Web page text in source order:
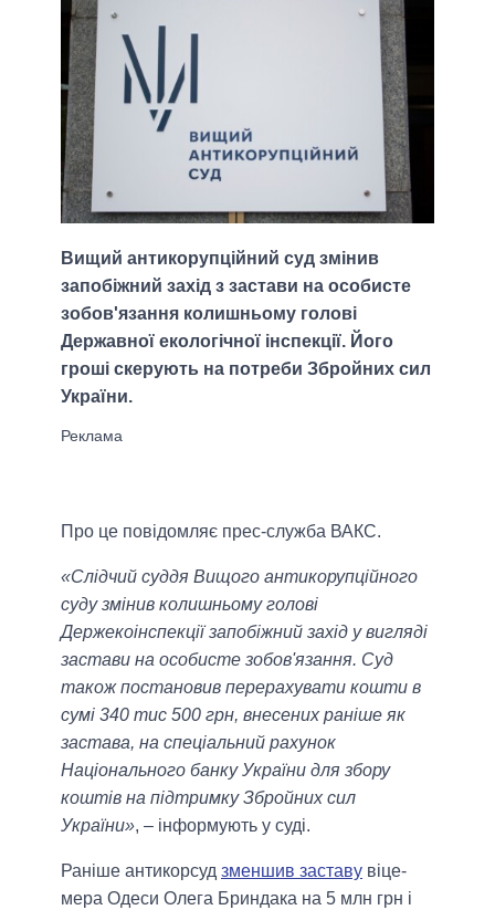
Вищий антикорупційний суд змінив
запобіжний захід з застави на особисте
зобов'язання колишньому голові
Державної екологічної інспекції. Його
гроші скерують на потреби Збройних сил
України.
Про це повідомляє прес-служба ВАКС.
«Слідчий суддя Вищого антикорупційного
суду змінив колишньому голові
Держекоінспекції запобіжний захід у вигляді
застави на особисте зобов'язання. Суд
також постановив перерахувати кошти в
сумі 340 тис 500 грн, внесених раніше як
застава, на спеціальний рахунок
Національного банку України для збору
коштів на підтримку Збройних сил
України», – інформують у суді.
Раніше антикорсуд зменшив заставу віце-
мера Одеси Олега Бриндака на 5 млн грн і